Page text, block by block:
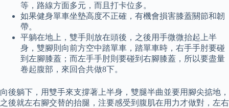
等，路線方面多元，而且打卡位多。
如果健身單車坐墊高度不正確，有機會損害膝蓋關節和韌
帶。
平躺在地上，雙手則放在頭後，之後用手微微抬起上半
身，雙腳則向前方空中踏單車，踏單車時，右手手肘要碰
到左腳膝蓋；而左手手肘則要碰到右腳膝蓋，所以要盡量
卷起腹部，來回合共做8下。
向後躺下，用雙手來支撐著上半身，雙腿半曲並要用腳尖掂地，
之後就左右腳交替的抬腿，注要感受到腹肌在用力才做對，左右